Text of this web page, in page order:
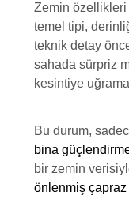
Zemin
temel tipi,
teknik detay
sahada sürpriz
kesintiye
Bu durum,
bina
bir zemin
önlenmiş çapraz